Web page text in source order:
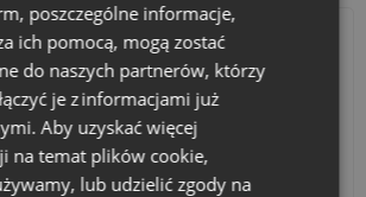
Przed finalizacją zamówienia
wizualizację, dzięki czemu można
wyglądać nadruk na wybranym
Oferujemy ekspresową realizację
w ciągu 2 dni roboczych, co jest
w okresach wzmożonej sprzedaży
Zestawy
poszczególne informacje,
ich pomocą, mogą zostać
do naszych partnerów, którzy
je z informacjami już
Aby uzyskać więcej
na temat plików cookie,
lub udzielić zgody na